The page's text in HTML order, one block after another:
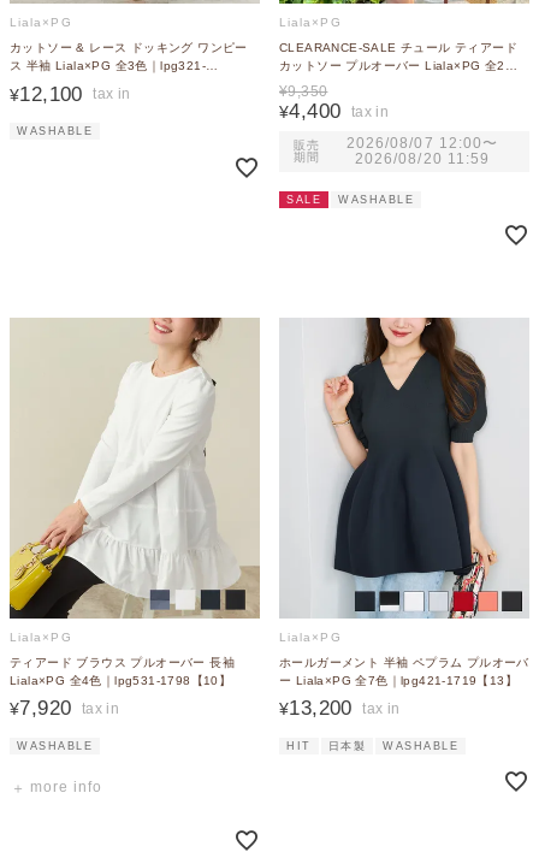
Liala×PG
カットソー & レース ドッキング ワンピー
ス 半袖 Liala×PG 全3色｜lpg321-
1958【6】
¥12,100
WASHABLE
Liala×PG
CLEARANCE-SALE チュール ティアード
カットソー プルオーバー Liala×PG 全2色
｜lpg531-1962【2】
¥9,350
¥4,400
販売
期間
2026/08/07 12:00 〜
2026/08/20 11:59
SALE WASHABLE
Liala×PG
ティアード ブラウス プルオーバー 長袖
Liala×PG 全4色｜lpg531-1798【10】
¥7,920
WASHABLE
more info
Liala×PG
ホールガーメント 半袖 ペプラム プルオーバ
ー Liala×PG 全7色｜lpg421-1719【13】
¥13,200
HIT 日本製 WASHABLE